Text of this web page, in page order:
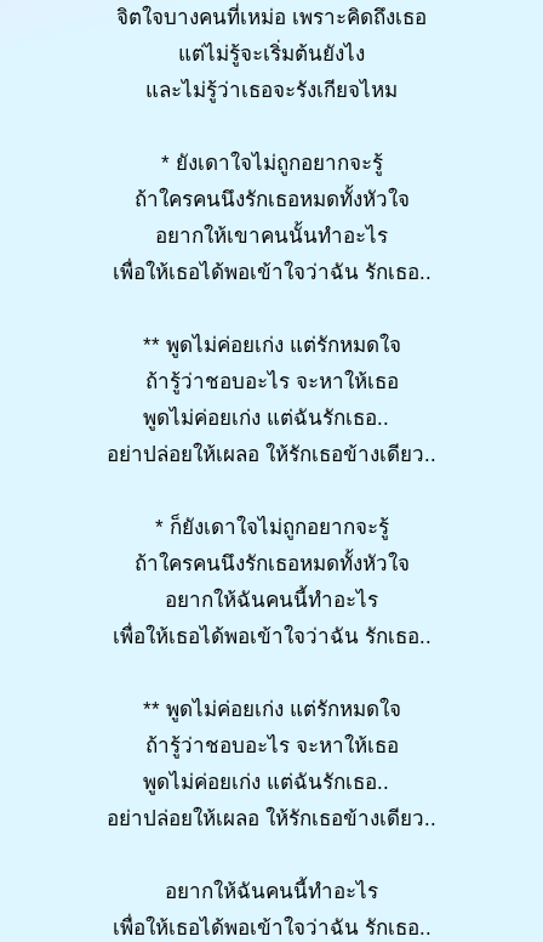
จิตใจบางคนที่เหม่อ เพราะคิดถึงเธอ
แต่ไม่รู้จะเริ่มต้นยังไง
และไม่รู้ว่าเธอจะรังเกียจไหม
* ยังเดาใจไม่ถูกอยากจะรู้
ถ้าใครคนนึงรักเธอหมดทั้งหัวใจ
อยากให้เขาคนนั้นทำอะไร
เพื่อให้เธอได้พอเข้าใจว่าฉัน รักเธอ..
** พูดไม่ค่อยเก่ง แต่รักหมดใจ
ถ้ารู้ว่าชอบอะไร จะหาให้เธอ
พูดไม่ค่อยเก่ง แต่ฉันรักเธอ..
อย่าปล่อยให้เผลอ ให้รักเธอข้างเดียว..
* ก็ยังเดาใจไม่ถูกอยากจะรู้
ถ้าใครคนนึงรักเธอหมดทั้งหัวใจ
อยากให้ฉันคนนี้ทำอะไร
เพื่อให้เธอได้พอเข้าใจว่าฉัน รักเธอ..
** พูดไม่ค่อยเก่ง แต่รักหมดใจ
ถ้ารู้ว่าชอบอะไร จะหาให้เธอ
พูดไม่ค่อยเก่ง แต่ฉันรักเธอ..
อย่าปล่อยให้เผลอ ให้รักเธอข้างเดียว..
อยากให้ฉันคนนี้ทำอะไร
เพื่อให้เธอได้พอเข้าใจว่าฉัน รักเธอ..